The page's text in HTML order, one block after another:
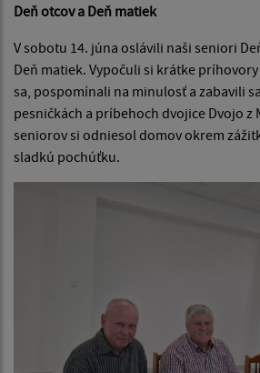
Deň otcov a Deň matiek
V sobotu 14. júna oslávili naši seniori
Deň matiek. Vypočuli si krátke
sa, pospomínali na minulosť a zabavili
pesničkách a príbehoch dvojice Dvojo z
seniorov si odniesol domov okrem
sladkú pochúťku.